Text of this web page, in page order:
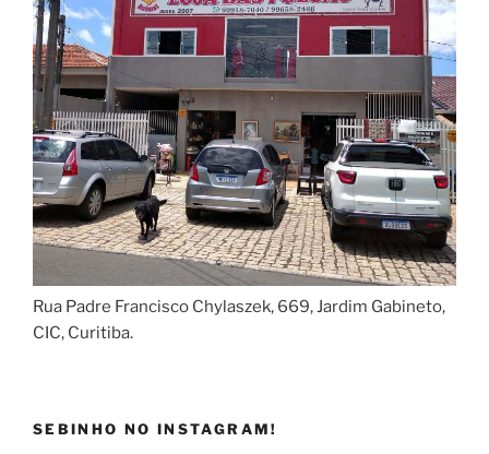
Rua Padre Francisco Chylaszek, 669, Jardim Gabineto,
CIC, Curitiba.
SEBINHO NO INSTAGRAM!